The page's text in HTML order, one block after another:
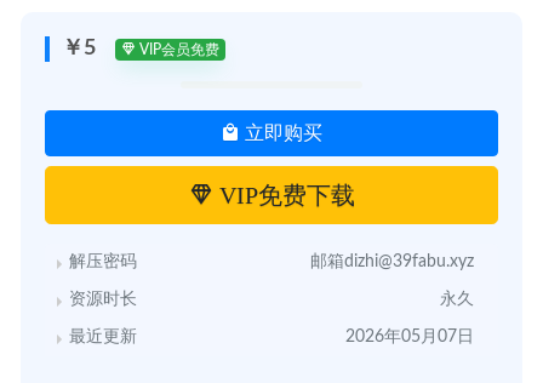
￥5 VIP会员免费
立即购买
VIP免费下载
解压密码 邮箱dizhi@39fabu.xyz
资源时长 永久
最近更新 2026年05月07日